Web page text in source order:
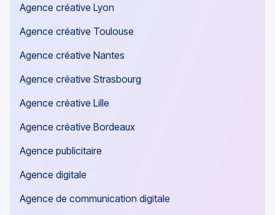
Agence créative Lyon
Agence créative Toulouse
Agence créative Nantes
Agence créative Strasbourg
Agence créative Lille
Agence créative Bordeaux
Agence publicitaire
Agence digitale
Agence de communication digitale